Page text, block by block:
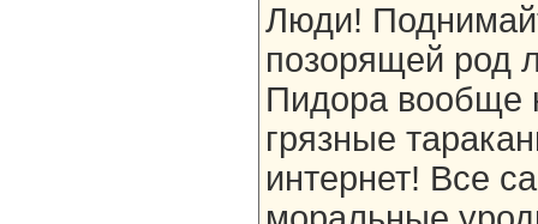
Люди!
позорящей род
Пидора вообще
грязные
интернет! Все